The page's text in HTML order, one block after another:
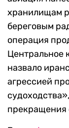
хранилищам
береговым
операция
Центральное
назвало
агрессией
прекращения